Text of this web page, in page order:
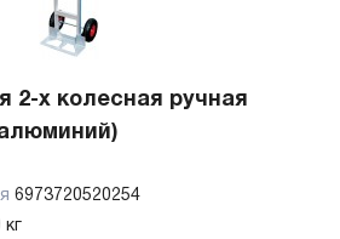
2-х колесная ручная
6973720520254
кг